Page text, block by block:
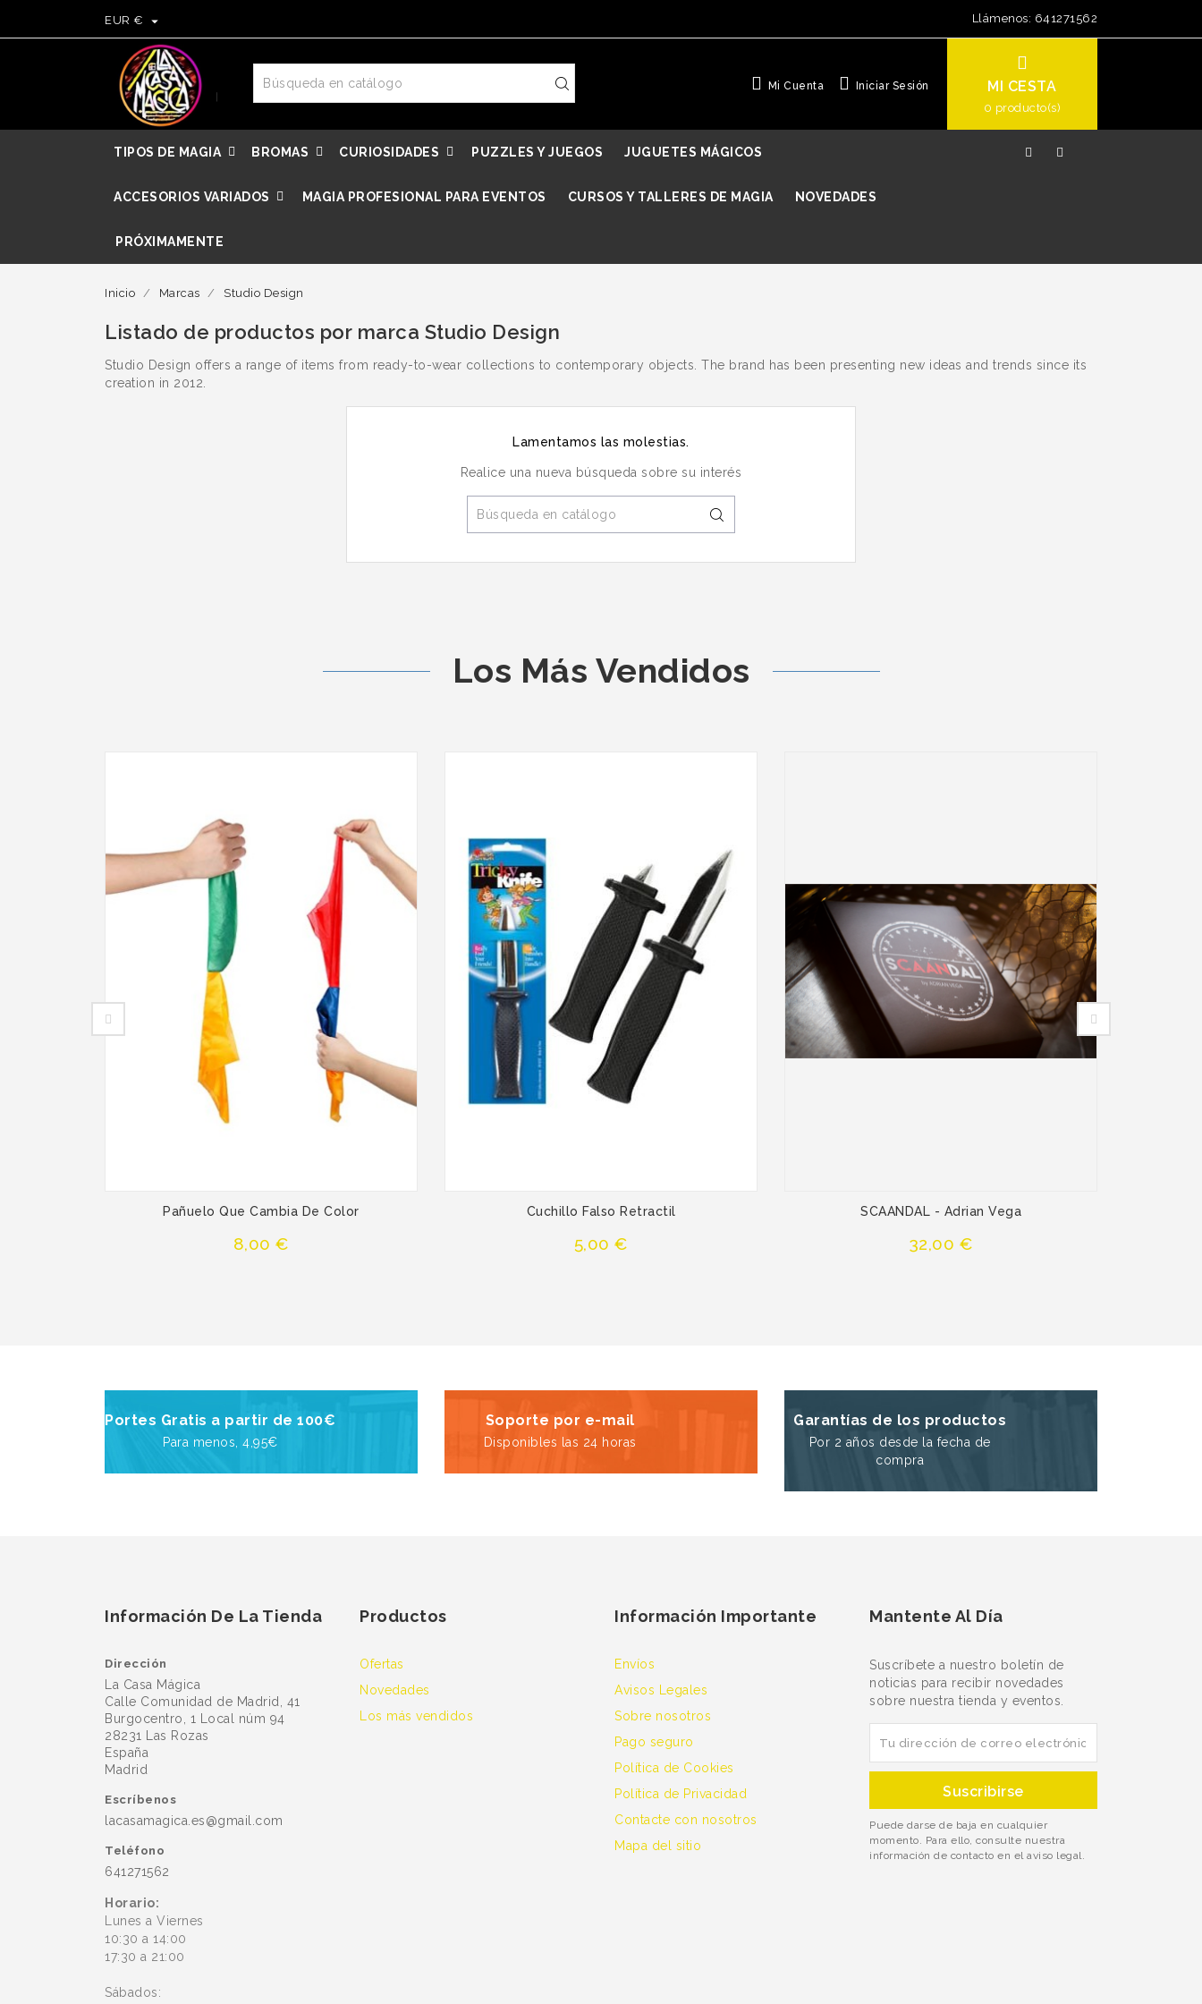
EUR €  Llámenos: 641271562
MI CESTA
0 producto(s)
Mi Cuenta Iniciar Sesión
TIPOS DE MAGIA BROMAS CURIOSIDADES PUZZLES Y JUEGOS JUGUETES MÁGICOS
ACCESORIOS VARIADOS MAGIA PROFESIONAL PARA EVENTOS CURSOS Y TALLERES DE MAGIA NOVEDADES
PRÓXIMAMENTE
Inicio Marcas Studio Design
Listado de productos por marca Studio Design
Studio Design offers a range of items from ready-to-wear collections to contemporary objects. The brand has been presenting new ideas and trends since its
creation in 2012.
Lamentamos las molestias.
Realice una nueva búsqueda sobre su interés
Los Más Vendidos
Pañuelo Que Cambia De Color
Precio
8,00 €
Cuchillo Falso Retractil
Precio
5,00 €
SCAANDAL - Adrian Vega
Precio
32,00 €
Portes Gratis a partir de 100€
Para menos, 4,95€
Soporte por e-mail
Disponibles las 24 horas
Garantías de los productos
Por 2 años desde la fecha de
compra
Información De La Tienda
Dirección
La Casa Mágica
Calle Comunidad de Madrid, 41
Burgocentro, 1 Local núm 94
28231 Las Rozas
España
Madrid
Escríbenos
lacasamagica.es@gmail.com
Teléfono
641271562
Horario:
Lunes a Viernes
10:30 a 14:00
17:30 a 21:00
Sábados:
Productos
Ofertas
Novedades
Los más vendidos
Información Importante
Envíos
Avisos Legales
Sobre nosotros
Pago seguro
Política de Cookies
Política de Privacidad
Contacte con nosotros
Mapa del sitio
Mantente Al Día
Suscríbete a nuestro boletín de
noticias para recibir novedades
sobre nuestra tienda y eventos.
Puede darse de baja en cualquier
momento. Para ello, consulte nuestra
información de contacto en el aviso legal.